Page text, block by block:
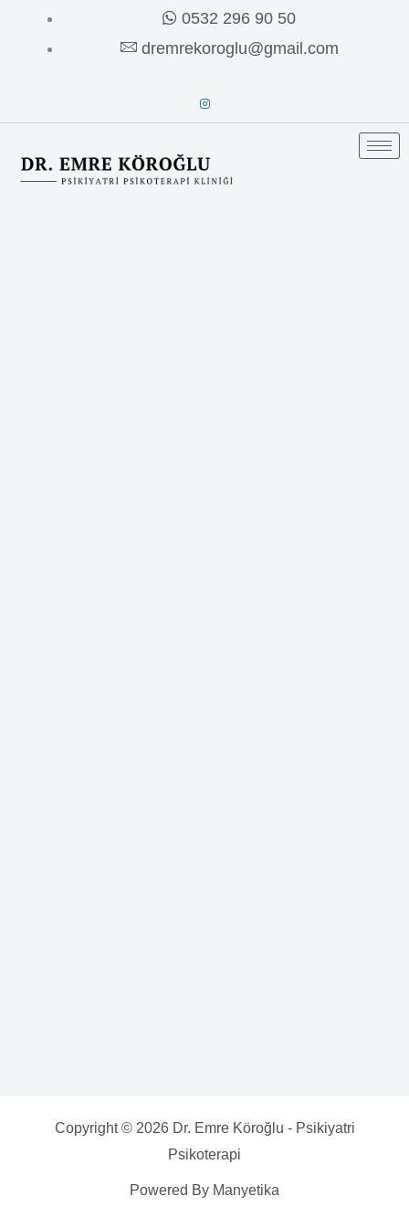
İçeriğe
0532 296 90 50
dremrekoroglu@gmail.com
Copyright © 2026 Dr. Emre Köroğlu - Psikiyatri
Psikoterapi
Powered By Manyetika